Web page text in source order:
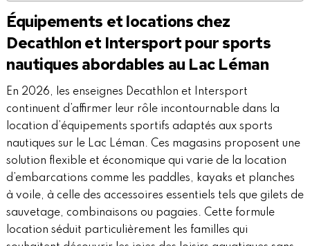
Équipements et locations chez
Decathlon et Intersport pour sports
nautiques abordables au Lac Léman
En 2026, les enseignes Decathlon et Intersport
continuent d’affirmer leur rôle incontournable dans la
location d’équipements sportifs adaptés aux sports
nautiques sur le Lac Léman. Ces magasins proposent une
solution flexible et économique qui varie de la location
d’embarcations comme les paddles, kayaks et planches
à voile, à celle des accessoires essentiels tels que gilets de
sauvetage, combinaisons ou pagaies. Cette formule
location séduit particulièrement les familles qui